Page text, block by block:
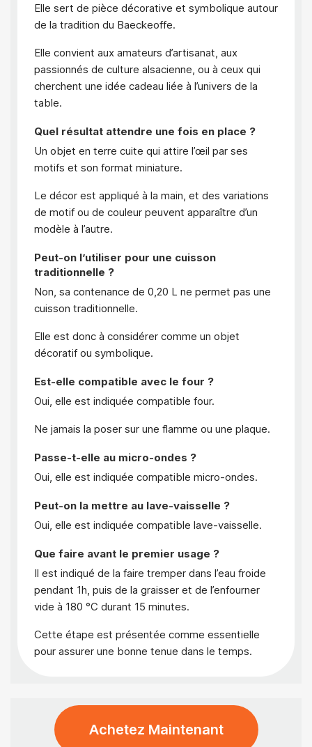
Elle sert de pièce décorative et symbolique autour
de la tradition du Baeckeoffe.
Elle convient aux amateurs d’artisanat, aux
passionnés de culture alsacienne, ou à ceux qui
cherchent une idée cadeau liée à l’univers de la
table.
Quel résultat attendre une fois en place ?
Un objet en terre cuite qui attire l’œil par ses
motifs et son format miniature.
Le décor est appliqué à la main, et des variations
de motif ou de couleur peuvent apparaître d’un
modèle à l’autre.
Peut-on l’utiliser pour une cuisson
traditionnelle ?
Non, sa contenance de 0,20 L ne permet pas une
cuisson traditionnelle.
Elle est donc à considérer comme un objet
décoratif ou symbolique.
Est-elle compatible avec le four ?
Oui, elle est indiquée compatible four.
Ne jamais la poser sur une flamme ou une plaque.
Passe-t-elle au micro-ondes ?
Oui, elle est indiquée compatible micro-ondes.
Peut-on la mettre au lave-vaisselle ?
Oui, elle est indiquée compatible lave-vaisselle.
Que faire avant le premier usage ?
Il est indiqué de la faire tremper dans l’eau froide
pendant 1h, puis de la graisser et de l’enfourner
vide à 180 °C durant 15 minutes.
Cette étape est présentée comme essentielle
pour assurer une bonne tenue dans le temps.
Achetez Maintenant